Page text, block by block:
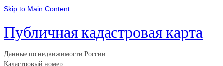
Skip to Main Content
Публичная кадастровая карта
Данные по недвижимости России
Кадастровый номер